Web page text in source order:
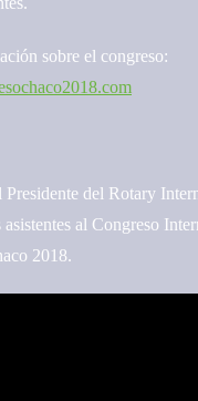
sobre el congreso:
Presidente del Rotary
asistentes al Congreso
2018.